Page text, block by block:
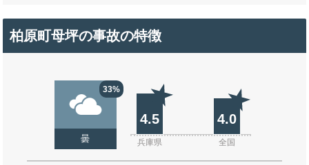
柏原町母坪の事故の特徴
33%
曇
4.5 4.0
兵庫県 全国